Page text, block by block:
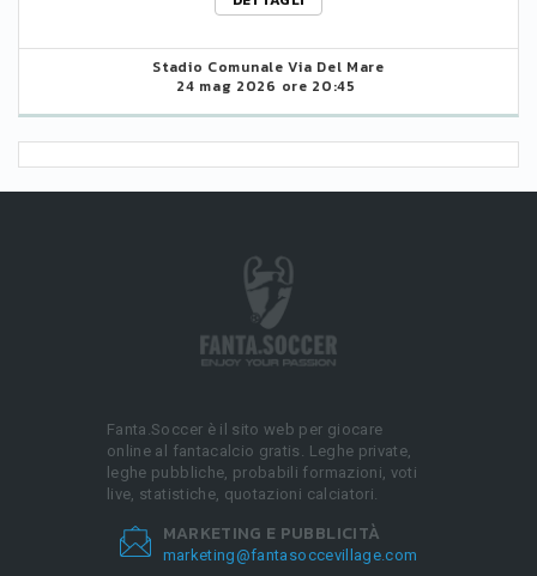
Stadio Comunale Via Del Mare
24 mag 2026 ore 20:45
Fanta.Soccer è il sito web per giocare
online al fantacalcio gratis. Leghe private,
leghe pubbliche, probabili formazioni, voti
live, statistiche, quotazioni calciatori.
MARKETING E PUBBLICITÀ
marketing@fantasoccevillage.com